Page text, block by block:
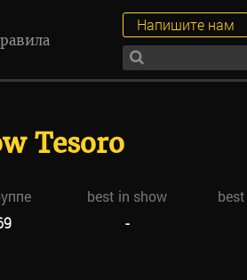
Напишите нам
Tesoro
best in show
-